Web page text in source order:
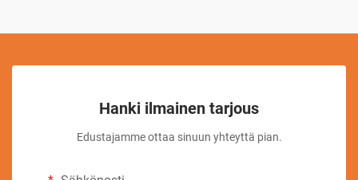
Hanki ilmainen tarjous
Edustajamme ottaa sinuun yhteyttä pian.